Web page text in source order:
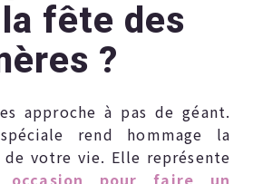
fête des
?
approche à pas de géant.
rend hommage la
votre vie. Elle représente
occasion pour faire un